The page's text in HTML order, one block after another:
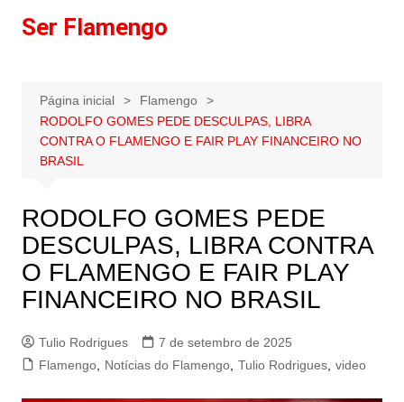
paraSer Flamengo
Página inicial
Flamengo
RODOLFO GOMES PEDE DESCULPAS, LIBRA
CONTRA O FLAMENGO E FAIR PLAY FINANCEIRO NO
BRASIL
RODOLFO GOMES PEDE
DESCULPAS, LIBRA CONTRA
O FLAMENGO E FAIR PLAY
FINANCEIRO NO BRASIL
Tulio Rodrigues
7 de setembro de 2025
Flamengo, Notícias do Flamengo, Tulio Rodrigues, video